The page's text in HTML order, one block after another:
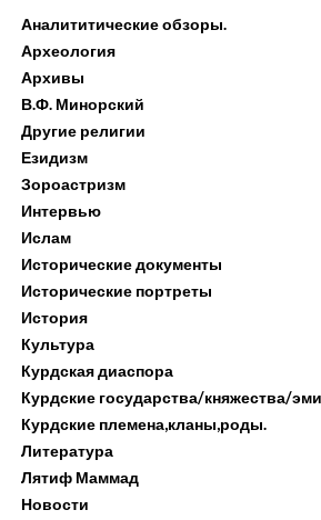
Аналититические обзоры.
Археология
Архивы
В.Ф. Минорский
Другие религии
Езидизм
Зороастризм
Интервью
Ислам
Исторические документы
Исторические портреты
История
Культура
Курдская диаспора
Курдские государства/княжества/
Курдские племена,кланы,роды.
Литература
Лятиф Маммад
Новости